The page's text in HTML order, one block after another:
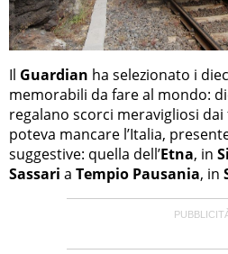
Il Guardian ha selezionato i
memorabili da fare al mondo:
regalano scorci meravigliosi
poteva mancare l’Italia,
suggestive: quella dell’Etna, in
Sassari a Tempio Pausania, in